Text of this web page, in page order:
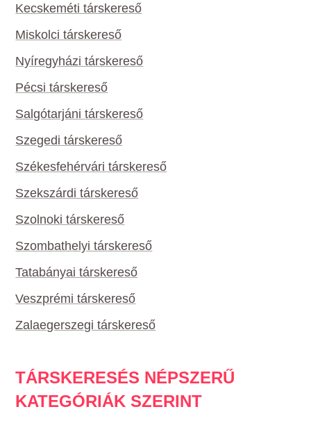
Kecskeméti társkereső
Miskolci társkereső
Nyíregyházi társkereső
Pécsi társkereső
Salgótarjáni társkereső
Szegedi társkereső
Székesfehérvári társkereső
Szekszárdi társkereső
Szolnoki társkereső
Szombathelyi társkereső
Tatabányai társkereső
Veszprémi társkereső
Zalaegerszegi társkereső
TÁRSKERESÉS NÉPSZERŰ
KATEGÓRIÁK SZERINT